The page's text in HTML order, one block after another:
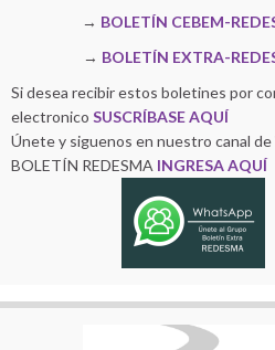
→ BOLETÍN CEBEM-
→ BOLETÍN EXTRA-
Si desea recibir estos boletines por
electronico SUSCRÍBASE AQUÍ
Únete y siguenos en nuestro canal
BOLETÍN REDESMA INGRESA AQUÍ